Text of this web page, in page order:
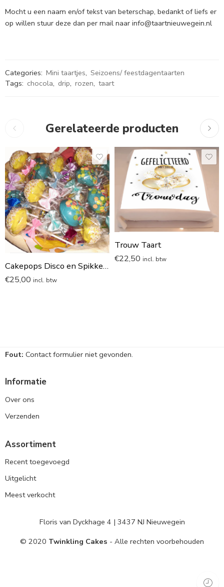
Mocht u een naam en/of tekst van beterschap, bedankt of liefs er
op willen stuur deze dan per mail naar info@taartnieuwegein.nl
Categories: Mini taartjes, Seizoens/ feestdagentaarten
Tags: chocola, drip, rozen, taart
Gerelateerde producten
Cakepops Disco en Spikkels Traktatie 10 stuks
€25,00 incl. btw
Trouw Taart
€22,50 incl. btw
Fout: Contact formulier niet gevonden.
Informatie
Over ons
Verzenden
Assortiment
Recent toegevoegd
Uitgelicht
Meest verkocht
Floris van Dyckhage 4 | 3437 NJ Nieuwegein
© 2020 Twinkling Cakes - Alle rechten voorbehouden